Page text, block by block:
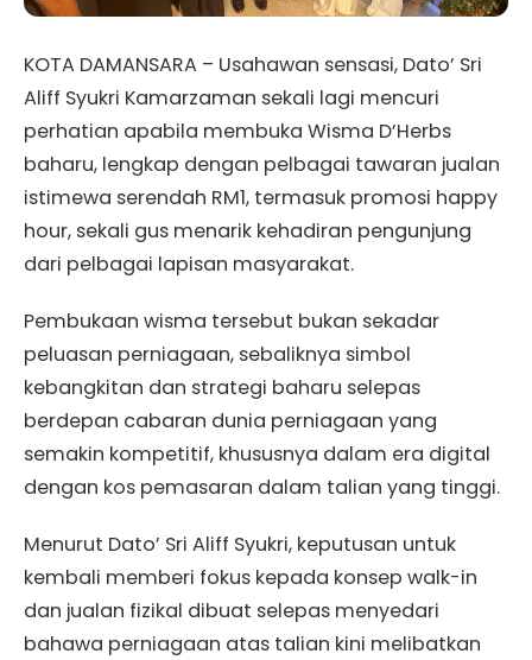
KOTA DAMANSARA – Usahawan sensasi, Dato’ Sri
Aliff Syukri Kamarzaman sekali lagi mencuri
perhatian apabila membuka Wisma D’Herbs
baharu, lengkap dengan pelbagai tawaran jualan
istimewa serendah RM1, termasuk promosi happy
hour, sekali gus menarik kehadiran pengunjung
dari pelbagai lapisan masyarakat.
Pembukaan wisma tersebut bukan sekadar
peluasan perniagaan, sebaliknya simbol
kebangkitan dan strategi baharu selepas
berdepan cabaran dunia perniagaan yang
semakin kompetitif, khususnya dalam era digital
dengan kos pemasaran dalam talian yang tinggi.
Menurut Dato’ Sri Aliff Syukri, keputusan untuk
kembali memberi fokus kepada konsep walk-in
dan jualan fizikal dibuat selepas menyedari
bahawa perniagaan atas talian kini melibatkan